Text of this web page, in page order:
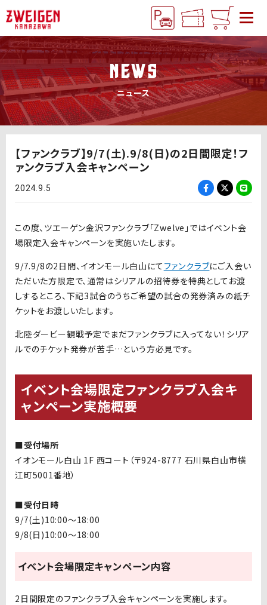
NEWS
ニュース
【ファンクラブ】9/7(土).9/8(日)の2日間限定！フ
ァンクラブ入会キャンペーン
2024.9.5
この度、ツエーゲン金沢ファンクラブ「Zwelve」ではイベント会
場限定入会キャンペーンを実施いたします。
9/7.9/8の2 日間、イオンモール白山にて ファンクラブにご入会い
ただいた方限定で、通常はシリアルの招待券を特典としてお渡
しするところ、下記3試合のうちご希望の試合の発券済みの紙チ
ケットをお渡しいたします。
北陸ダービー観戦予定でまだファンクラブに入ってない！シリア
ルでのチケット発券が苦手…という方必見です。
イベント会場限定ファンクラブ入会キ
ャンペーン実施概要
■受付場所
イオンモール白山 1F 西コート（〒924-8777 石川県白山市横
江町5001番地）
■受付日時
9/7(土)10:00〜18:00
9/8(日)10:00〜18:00
イベント会場限定キャンペーン内容
2 日間限定のファンクラブ入会キャンペーンを実施します。